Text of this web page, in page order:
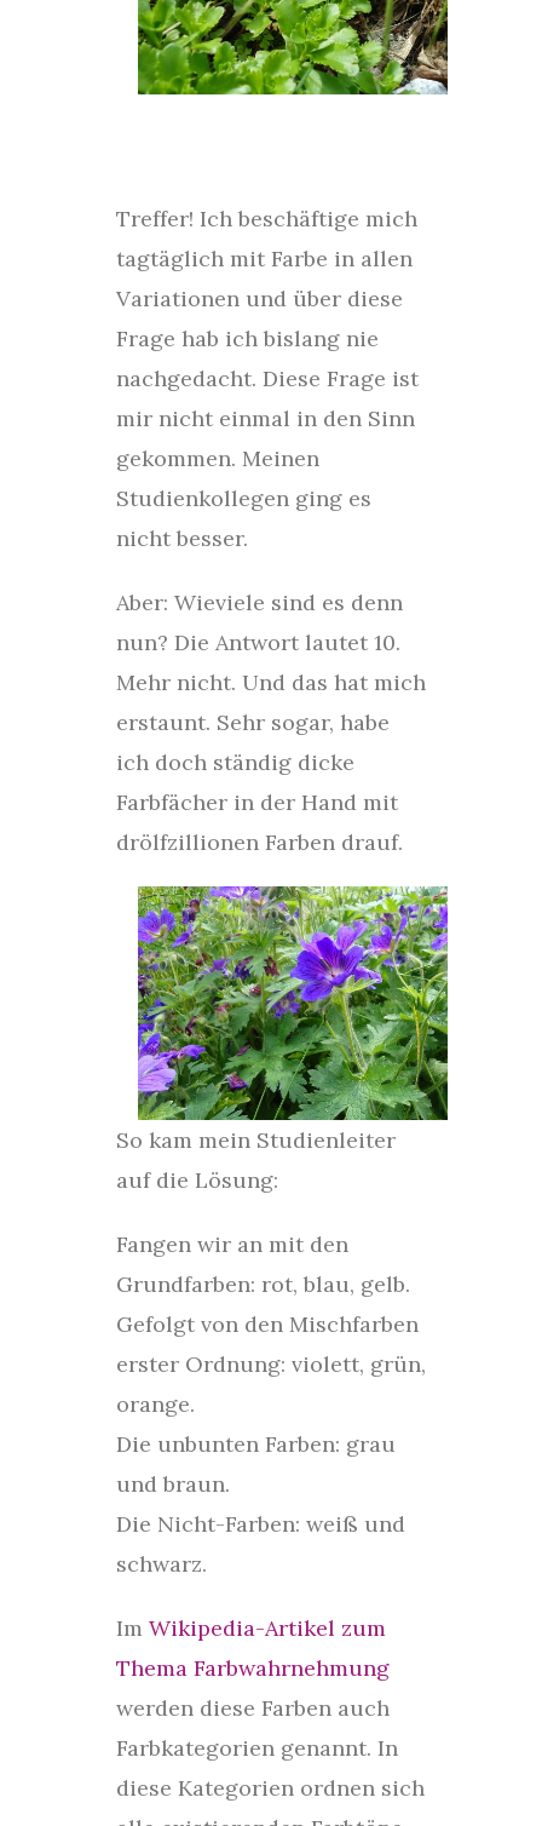
Treffer! Ich beschäftige mich
tagtäglich mit Farbe in allen
Variationen und über diese
Frage hab ich bislang nie
nachgedacht. Diese Frage ist
mir nicht einmal in den Sinn
gekommen. Meinen
Studienkollegen ging es
nicht besser.
Aber: Wieviele sind es denn
nun? Die Antwort lautet 10.
Mehr nicht. Und das hat mich
erstaunt. Sehr sogar, habe
ich doch ständig dicke
Farbfächer in der Hand mit
drölfzillionen Farben drauf.
So kam mein Studienleiter
auf die Lösung:
Fangen wir an mit den
Grundfarben: rot, blau, gelb.
Gefolgt von den Mischfarben
erster Ordnung: violett, grün,
orange.
Die unbunten Farben: grau
und braun.
Die Nicht-Farben: weiß und
schwarz.
Im Wikipedia-Artikel zum
Thema Farbwahrnehmung
werden diese Farben auch
Farbkategorien genannt. In
diese Kategorien ordnen sich